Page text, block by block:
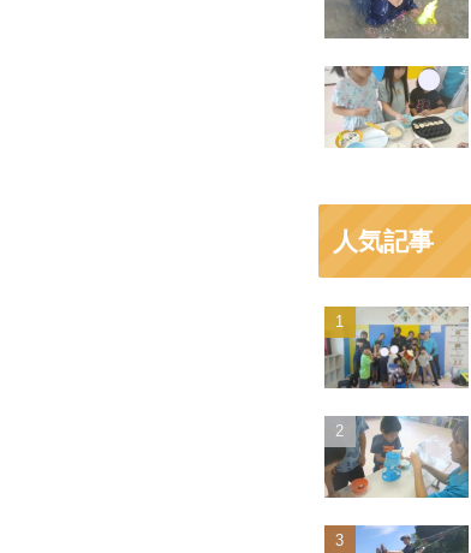
人気記事